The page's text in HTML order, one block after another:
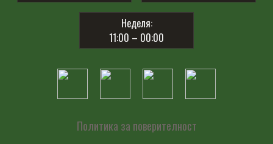
Неделя:
11:00 – 00:00
Политика за поверителност